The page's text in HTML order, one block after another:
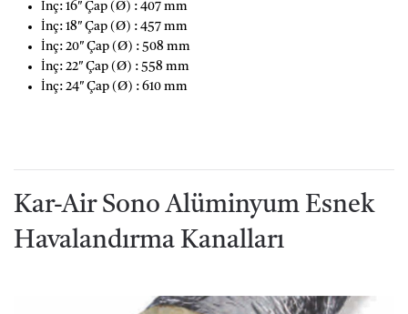
İnç: 16″ Çap (Ø) : 407 mm
İnç: 18″ Çap (Ø) : 457 mm
İnç: 20″ Çap (Ø) : 508 mm
İnç: 22″ Çap (Ø) : 558 mm
İnç: 24″ Çap (Ø) : 610 mm
Kar-Air Sono Alüminyum Esnek
Havalandırma Kanalları